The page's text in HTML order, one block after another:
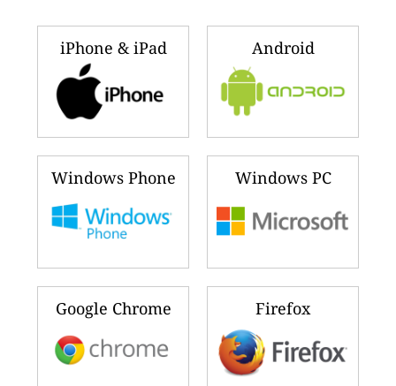
iPhone & iPad Android
Windows Phone Windows PC
Google Chrome Firefox